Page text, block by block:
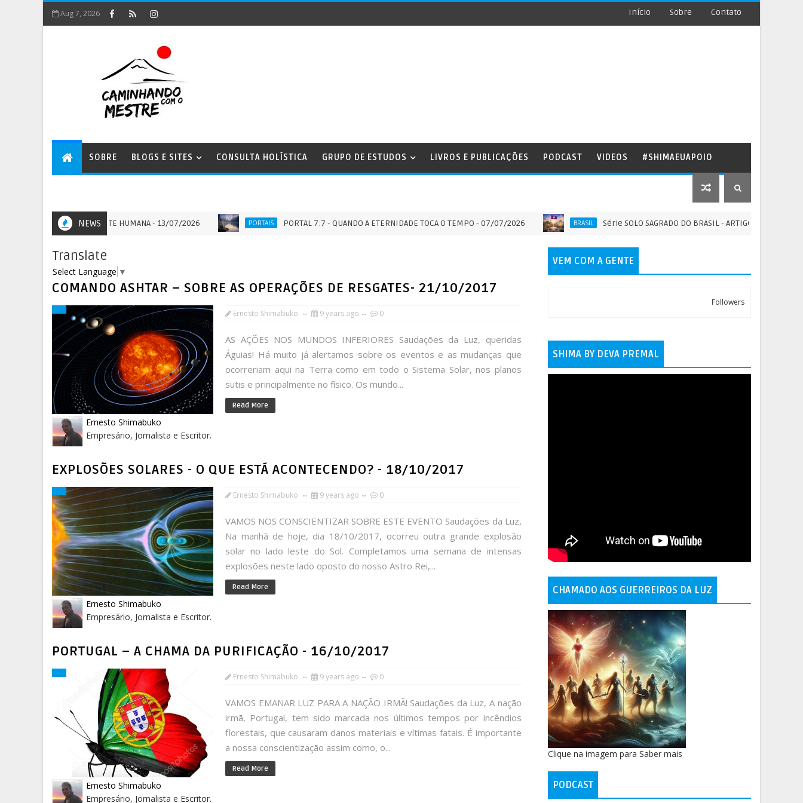
Aug 7, 2026 Início Sobre Contato
SOBRE BLOGS E SITES CONSULTA HOLÍSTICA GRUPO DE ESTUDOS LIVROS E PUBLICAÇÕES PODCAST VIDEOS #SHIMAEUAPOIO
NEWS
O DOMÍNIO DA MENTE HUMANA - 13/07/2026 PORTAIS PORTAL 7:7 - QUANDO A ETERNIDADE TOCA O TEMPO - 07/07/2026 BRASIL Série SOLO SAGRADO DO BRASIL - ARTIGO COMPLEMENTAR II
Translate
Select Language ▼
COMANDO ASHTAR – SOBRE AS OPERAÇÕES DE RESGATES- 21/10/2017
Ernesto Shimabuko 9 years ago 0
AS AÇÕES NOS MUNDOS INFERIORES Saudações da Luz, queridas
Águias! Há muito já alertamos sobre os eventos e as mudanças que
ocorreriam aqui na Terra como em todo o Sistema Solar, nos planos
sutis e principalmente no físico. Os mundo...
Read More
Ernesto Shimabuko
Empresário, Jornalista e Escritor.
EXPLOSÕES SOLARES - O QUE ESTÁ ACONTECENDO? - 18/10/2017
Ernesto Shimabuko 9 years ago 0
VAMOS NOS CONSCIENTIZAR SOBRE ESTE EVENTO Saudações da Luz,
Na manhã de hoje, dia 18/10/2017, ocorreu outra grande explosão
solar no lado leste do Sol. Completamos uma semana de intensas
explosões neste lado oposto do nosso Astro Rei,...
Read More
Ernesto Shimabuko
Empresário, Jornalista e Escritor.
PORTUGAL – A CHAMA DA PURIFICAÇÃO - 16/10/2017
Ernesto Shimabuko 9 years ago 0
VAMOS EMANAR LUZ PARA A NAÇÃO IRMÃ! Saudações da Luz, A nação
irmã, Portugal, tem sido marcada nos últimos tempos por incêndios
florestais, que causaram danos materiais e vítimas fatais. É importante
a nossa conscientização assim como, o...
Read More
Ernesto Shimabuko
Empresário, Jornalista e Escritor.
VEM COM A GENTE
Followers
SHIMA BY DEVA PREMAL
CHAMADO AOS GUERREIROS DA LUZ
Clique na imagem para Saber mais
PODCAST